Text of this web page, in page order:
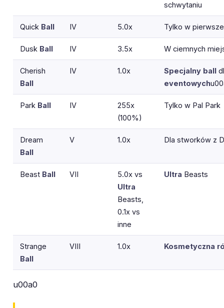
schwytaniu
Quick Ball IV 5.0x Tylko w
Dusk Ball IV 3.5x W ciemnych
Cherish
Ball
IV 1.0x Specjalny ball
eventowych
Park Ball IV
255x
(100%)
Tylko w Pal Park
Dream
Ball
V 1.0x Dla stworków z
Beast Ball VII
5.0x vs
Ultra
Beasts,
0.1x vs
inne
Ultra Beasts
Strange
Ball
VIII 1.0x Kosmetyczna
u00a0